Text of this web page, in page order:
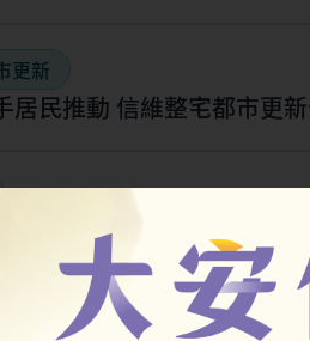
更新
臺北市住都中心攜手居民推動 信維整
新中心 官網改版及網址更